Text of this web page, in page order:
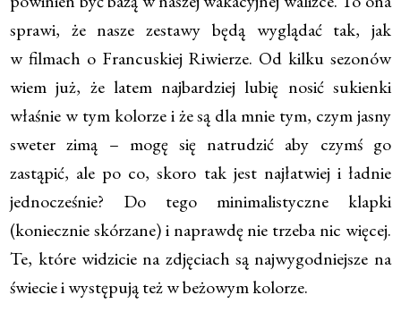
sprawi, że nasze zestawy będą wyglądać tak, jak
w filmach o Francuskiej Riwierze. Od kilku sezonów
wiem już, że latem najbardziej lubię nosić sukienki
właśnie w tym kolorze i że są dla mnie tym, czym jasny
sweter zimą – mogę się natrudzić aby czymś go
zastąpić, ale po co, skoro tak jest najłatwiej i ładnie
jednocześnie? Do tego minimalistyczne klapki
(koniecznie skórzane) i naprawdę nie trzeba nic więcej.
Te, które widzicie na zdjęciach są najwygodniejsze na
świecie i występują też w beżowym kolorze.